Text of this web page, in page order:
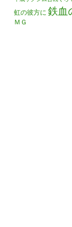
虹の彼方に 鉄血
ＭＧ